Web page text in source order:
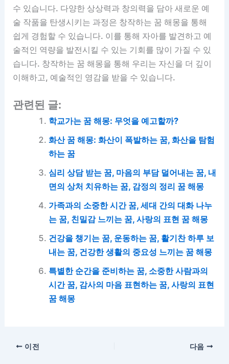
수 있습니다. 다양한 상상력과 창의력을 담아 새로운 예
술 작품을 탄생시키는 과정은 창작하는 꿈 해몽을 통해
쉽게 경험할 수 있습니다. 이를 통해 자아를 발견하고 예
술적인 역량을 발전시킬 수 있는 기회를 많이 가질 수 있
습니다. 창작하는 꿈 해몽을 통해 우리는 자신을 더 깊이
이해하고, 예술적인 영감을 받을 수 있습니다.
관련된 글:
학교가는 꿈 해몽: 무엇을 예고할까?
화산 꿈 해몽: 화산이 폭발하는 꿈, 화산을 탐험
하는 꿈
심리 상담 받는 꿈, 마음의 부담 덜어내는 꿈, 내
면의 상처 치유하는 꿈, 감정의 정리 꿈 해몽
가족과의 소중한 시간 꿈, 세대 간의 대화 나누
는 꿈, 친밀감 느끼는 꿈, 사랑의 표현 꿈 해몽
건강을 챙기는 꿈, 운동하는 꿈, 활기찬 하루 보
내는 꿈, 건강한 생활의 중요성 느끼는 꿈 해몽
특별한 순간을 준비하는 꿈, 소중한 사람과의
시간 꿈, 감사의 마음 표현하는 꿈, 사랑의 표현
꿈 해몽
이전 다음